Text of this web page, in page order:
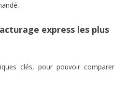
express les plus
clés, pour pouvoir comparer